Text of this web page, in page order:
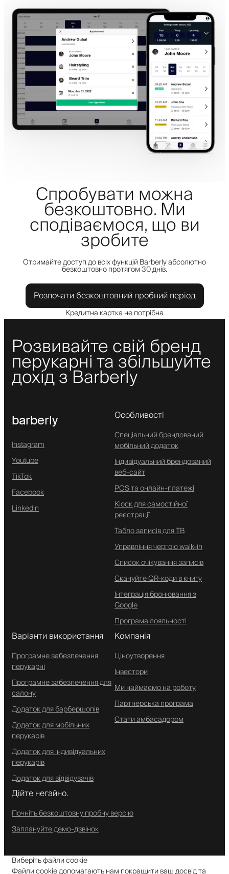
Спробувати можна
безкоштовно. Ми
сподіваємося, що ви
зробите
Отримайте доступ до всіх функцій Barberly абсолютно
безкоштовно протягом 30 днів.
Розпочати безкоштовний пробний період
Кредитна картка не потрібна
Розвивайте свій бренд
перукарні та збільшуйте
дохід з Barberly
barberly
Instagram
Youtube
TikTok
Facebook
Linkedin
Особливості
Спеціальний брендований
мобільний додаток
Індивідуальний брендований
веб-сайт
POS та онлайн-платежі
Кіоск для самостійної
реєстрації
Табло записів для ТВ
Управління чергою walk-in
Список очікування записів
Скануйте QR-коди в книгу
Інтеграція бронювання з
Google
Програма лояльності
Варіанти використання
Програмне забезпечення
перукарні
Програмне забезпечення для
салону
Додаток для барбершопів
Додаток для мобільних
перукарів
Додаток для індивідуальних
перукарів
Додаток для відвідувачів
Компанія
Ціноутворення
Інвестори
Ми наймаємо на роботу
Партнерська програма
Стати амбасадором
Дійте негайно.
Почніть безкоштовну пробну версію
Заплануйте демо-дзвінок
Виберіть файли cookie
Файли cookie допомагають нам покращити ваш досвід та